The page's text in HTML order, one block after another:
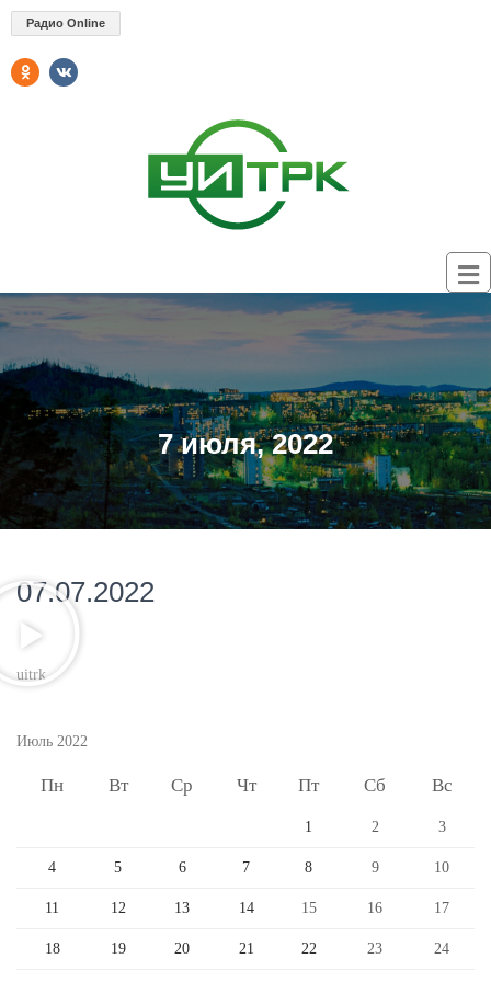
Радио Online
7 июля, 2022
07.07.2022
uitrk
Июль 2022
Пн Вт Ср Чт Пт Сб Вс
1 2 3
4 5 6 7 8 9 10
11 12 13 14 15 16 17
18 19 20 21 22 23 24